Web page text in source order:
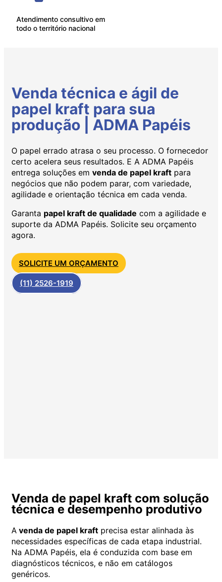
Atendimento consultivo em
todo o território nacional
Venda técnica e ágil de
papel kraft para sua
produção | ADMA Papéis
O papel errado atrasa o seu processo. O fornecedor
certo acelera seus resultados. E A ADMA Papéis
entrega soluções em venda de papel kraft para
negócios que não podem parar, com variedade,
agilidade e orientação técnica em cada venda.
Garanta papel kraft de qualidade com a agilidade e
suporte da ADMA Papéis. Solicite seu orçamento
agora.
SOLICITE UM ORÇAMENTO
(11) 2526-1919
Venda de papel kraft com solução
técnica e desempenho produtivo
A venda de papel kraft precisa estar alinhada às
necessidades específicas de cada etapa industrial.
Na ADMA Papéis, ela é conduzida com base em
diagnósticos técnicos, e não em catálogos
genéricos.